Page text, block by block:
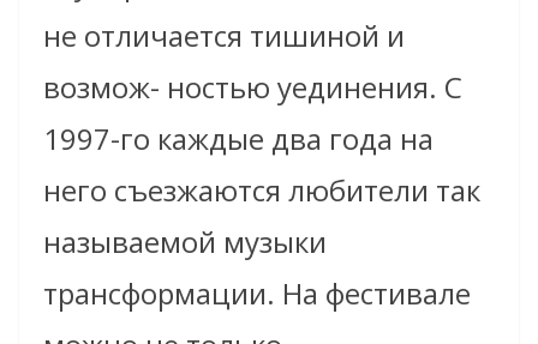
не отличается тишиной и
возмож- ностью уединения. С
1997-го каждые два года на
него съезжаются любители так
называемой музыки
трансформации. На фестивале